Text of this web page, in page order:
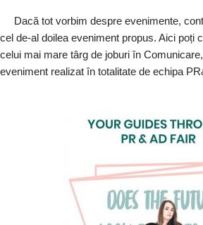
Dacă tot vorbim despre evenimente,
cel de-al doilea eveniment propus. Aici poți
celui mai mare târg de joburi în
eveniment realizat în totalitate de echipa